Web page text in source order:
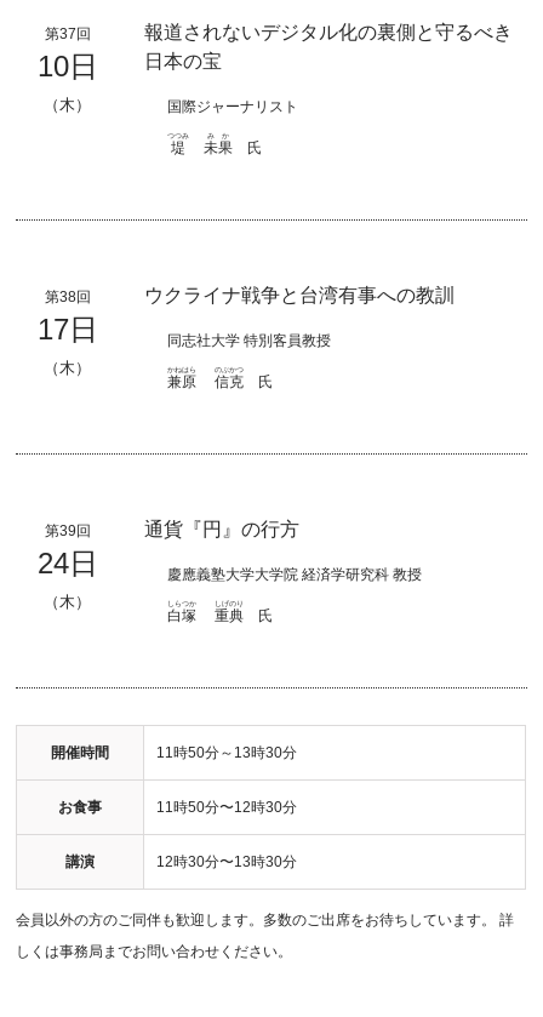
第37回
10日
（木）
報道されないデジタル化の裏側と守るべき
日本の宝
国際ジャーナリスト
堤
つつみ
未果
みか
氏
第38回
17日
（木）
ウクライナ戦争と台湾有事への教訓
同志社大学 特別客員教授
兼原
かねはら
信克
のぶかつ
氏
第39回
24日
（木）
通貨『円』の行方
慶應義塾大学大学院 経済学研究科 教授
白塚
しらつか
重典
しげのり
氏
開催時間 11時50分～13時30分
お食事 11時50分〜12時30分
講演 12時30分〜13時30分
会員以外の方のご同伴も歓迎します。多数のご出席をお待ちしています。 詳
しくは事務局までお問い合わせください。